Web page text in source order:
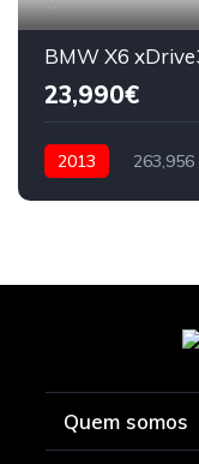
BMW X6
23,990€
2013 263,956
Quem somos